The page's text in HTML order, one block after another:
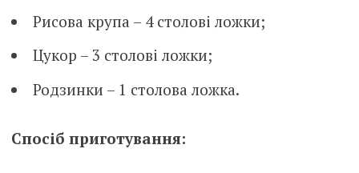
Рисова крупа – 4 столові ложки;
Цукор – 3 столові ложки;
Родзинки – 1 столова ложка.
Спосіб приготування: